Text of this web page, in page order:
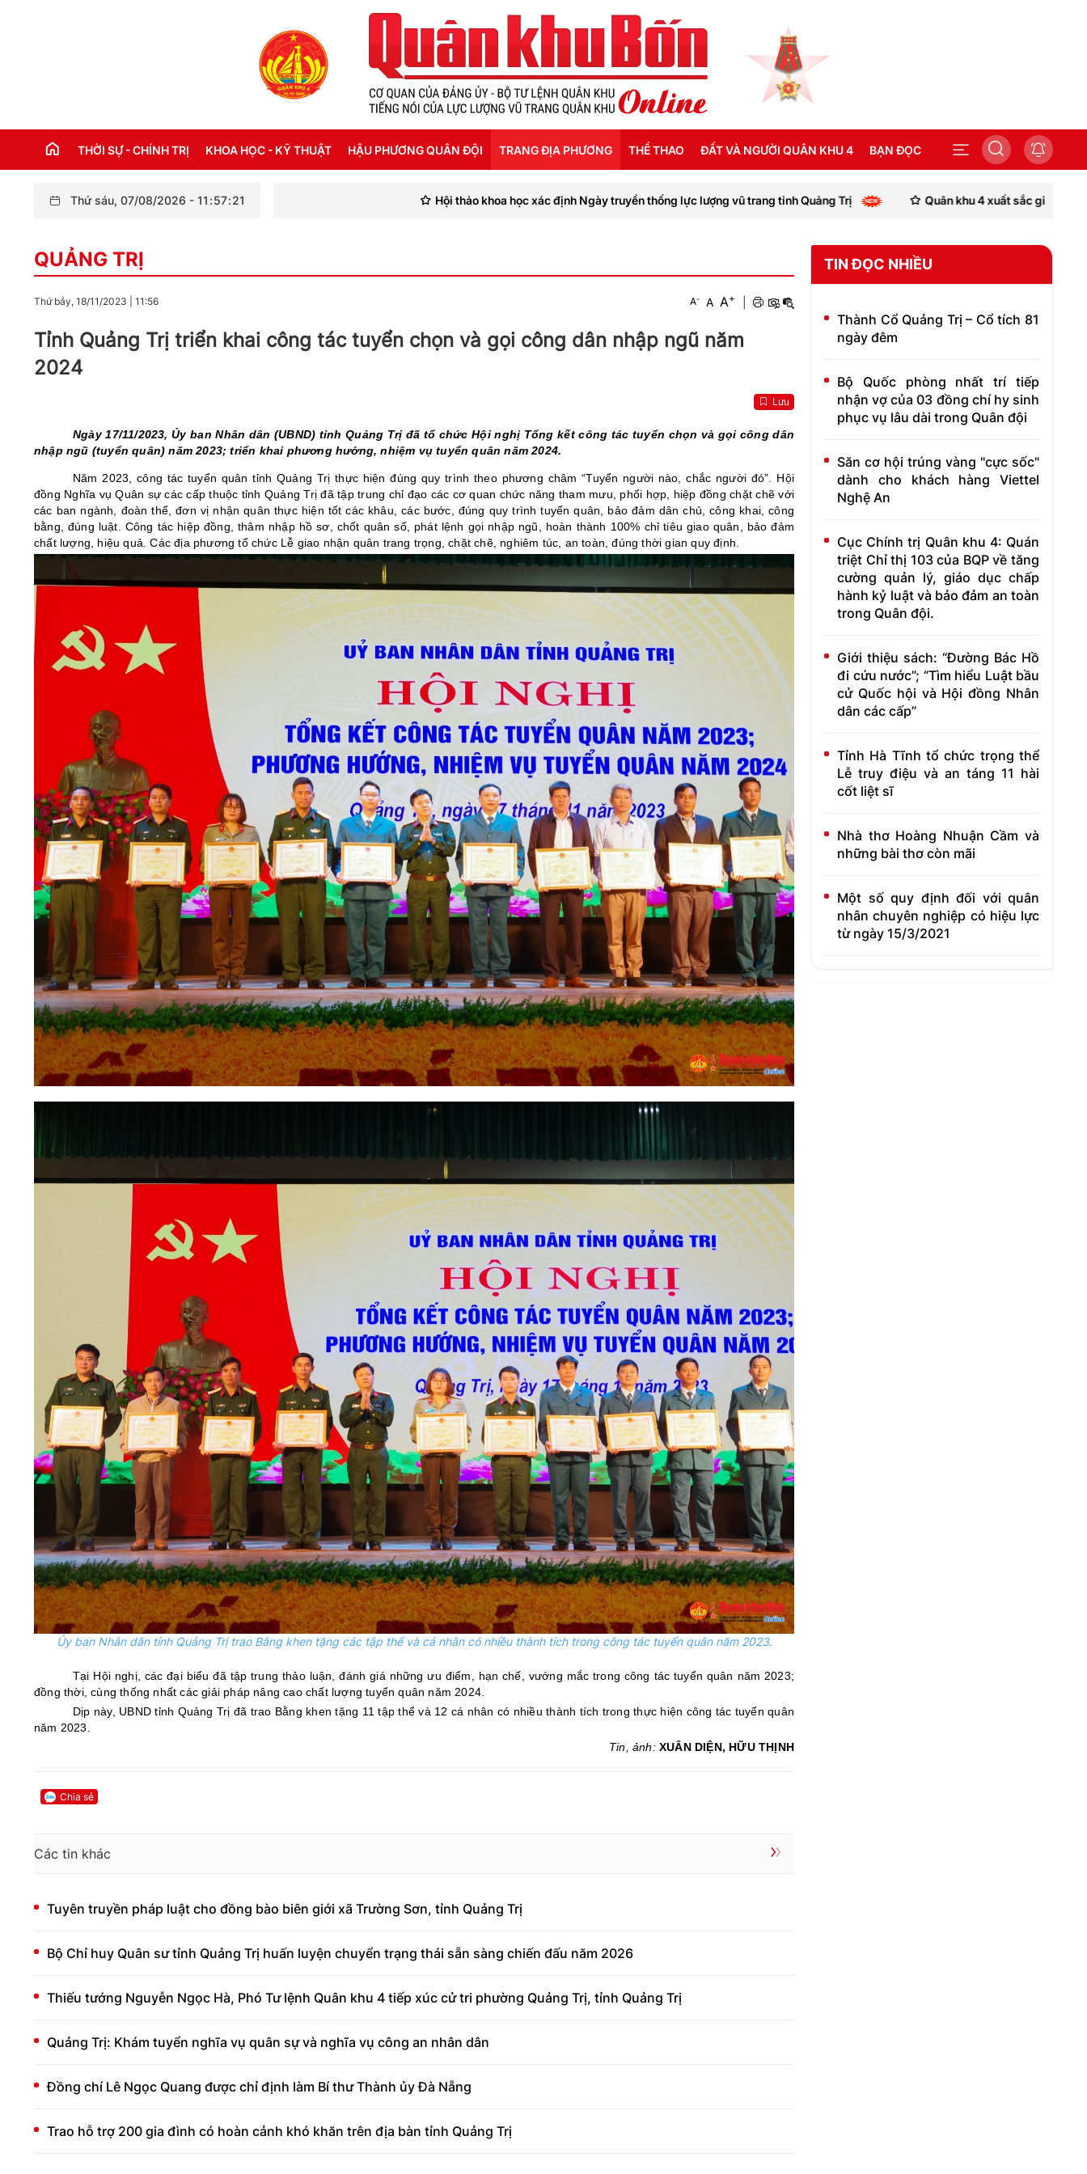
THỜI SỰ - CHÍNH TRỊ
THỜI SỰ QUỐC TẾ
KỶ NIỆM 110 NĂM NGÀY BÁC HỒ RA ĐI
TÌM ĐƯỜNG CỨU NƯỚC (05/6/1911 -
05/6/2021)
QUÂN KHU 4 (15/10/1945 - 15/10/2020)
KHOA HỌC - KỸ THUẬT HẬU PHƯƠNG QUÂN ĐỘI TRANG ĐỊA PHƯƠNG
QUẢNG TRỊ
THỂ THAO ĐẤT VÀ NGƯỜI QUÂN KHU 4 BẠN ĐỌC
Thứ sáu, 07/08/2026 - 11 :57:23 Hội thảo khoa học xác định Ngày truyền thống lực lượng vũ trang tỉnh Quảng Trị Quân khu 4 xuất sắc giành giải Nhì Hội thi
QUẢNG TRỊ
Thứ bảy, 18/11/2023 11:56 A- A A+
Tỉnh Quảng Trị triển khai công tác tuyển chọn và gọi công dân nhập ngũ năm
2024
Lưu
Ngày 17/11/2023,Ủy ban Nhân dân (UBND) tỉnh Quảng Trị đã tổ chức Hội nghị Tổng kết công tác tuyển chọn và gọi công dân
nhập ngũ (tuyển quân) năm 2023; triển khai phương hướng, nhiệm vụ tuyểnquân năm 2024.
Năm 2023, công táctuyển quân tỉnh Quảng Trịthực hiện đúng quy trình theo phương châm “Tuyển người nào, chắc người đó”. Hội
đồng Nghĩa vụ Quân sự các cấp thuộc tỉnh Quảng Trị đãtập trung chỉ đạo các cơ quan chức năng tham mưu, phối hợp, hiệp đồng chặt chẽ với
các ban ngành, đoàn thể, đơn vị nhận quân thực hiện tốt các khâu, các bước, đúng quy trình tuyển quân, bảo đảm dân chủ, công khai, công
bằng, đúng luật. Công tác hiệp đồng, thâm nhập hồ sơ, chốt quân số, phát lệnh gọi nhập ngũ, hoàn thành 100% chỉ tiêu giao quân, bảo đảm
chất lượng, hiệu quả. Các địa phương tổ chức Lễ giao nhận quân trang trọng, chặt chẽ, nghiêm túc, an toàn, đúng thời gian quy định.
Ủy ban Nhân dân tỉnh Quảng Trị trao Bằng khen tặng các tập thể và cá nhân có nhiều thành tích trong công tác tuyển quân năm 2023.
Tại Hội nghị, các đại biểu đã tập trung thảo luận, đánh giá những ưu điểm, hạn chế, vướng mắc trong công tác tuyển quân năm 2023;
đồng thời, cùng thống nhất các giải pháp nâng cao chất lượng tuyển quân năm 2024.
Dịp này, UBND tỉnh Quảng Trịđã trao Bằng khen tặng 11 tập thể và 12 cá nhân có nhiều thành tích trong thực hiện công tác tuyển quân
năm 2023.
Tin, ảnh: XUÂN DIỆN, HỮU THỊNH
Chia sẻ
Các tin khác
Tuyên truyền pháp luật cho đồng bào biên giới xã Trường Sơn, tỉnh Quảng Trị
Bộ Chỉ huy Quân sư tỉnh Quảng Trị huấn luyện chuyển trạng thái sẵn sàng chiến đấu năm 2026
Thiếu tướng Nguyễn Ngọc Hà, Phó Tư lệnh Quân khu 4 tiếp xúc cử tri phường Quảng Trị, tỉnh Quảng Trị
Quảng Trị: Khám tuyển nghĩa vụ quân sự và nghĩa vụ công an nhân dân
Đồng chí Lê Ngọc Quang được chỉ định làm Bí thư Thành ủy Đà Nẵng
Trao hỗ trợ 200 gia đình có hoàn cảnh khó khăn trên địa bàn tỉnh Quảng Trị
TIN ĐỌC NHIỀU
Thành Cổ Quảng Trị – Cổ tích 81
ngày đêm
Bộ Quốc phòng nhất trí tiếp
nhận vợ của 03 đồng chí hy sinh
phục vụ lâu dài trong Quân đội
Săn cơ hội trúng vàng "cực sốc"
dành cho khách hàng Viettel
Nghệ An
Cục Chính trị Quân khu 4: Quán
triệt Chỉ thị 103 của BQP về tăng
cường quản lý, giáo dục chấp
hành kỷ luật và bảo đảm an toàn
trong Quân đội.
Giới thiệu sách: “Đường Bác Hồ
đi cứu nước”; “Tìm hiểu Luật bầu
cử Quốc hội và Hội đồng Nhân
dân các cấp”
Tỉnh Hà Tĩnh tổ chức trọng thể
Lễ truy điệu và an táng 11 hài
cốt liệt sĩ
Nhà thơ Hoàng Nhuận Cầm và
những bài thơ còn mãi
Một số quy định đối với quân
nhân chuyên nghiệp có hiệu lực
từ ngày 15/3/2021